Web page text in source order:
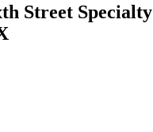
Street Specialty